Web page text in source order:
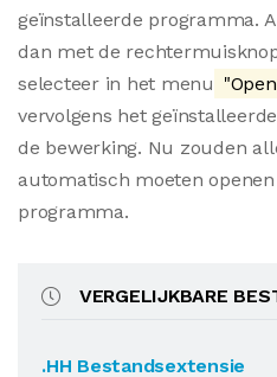
geïnstalleerde programma.
dan met de
selecteer in het menu
vervolgens het
de bewerking. Nu zouden
automatisch moeten
programma.
VERGELIJKBARE
.HH Bestandsextensie